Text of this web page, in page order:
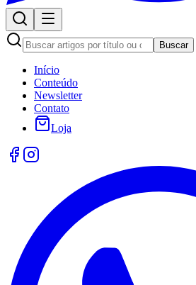
Buscar
Início
Conteúdo
Newsletter
Contato
Loja